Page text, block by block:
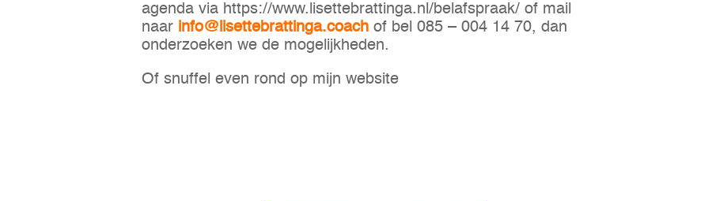
agenda via https://www.lisettebrattinga.nl/belafspraak/ of mail
naar info@lisettebrattinga.coach of bel 085 – 004 14 70, dan
onderzoeken we de mogelijkheden.
Of snuffel even rond op mijn website